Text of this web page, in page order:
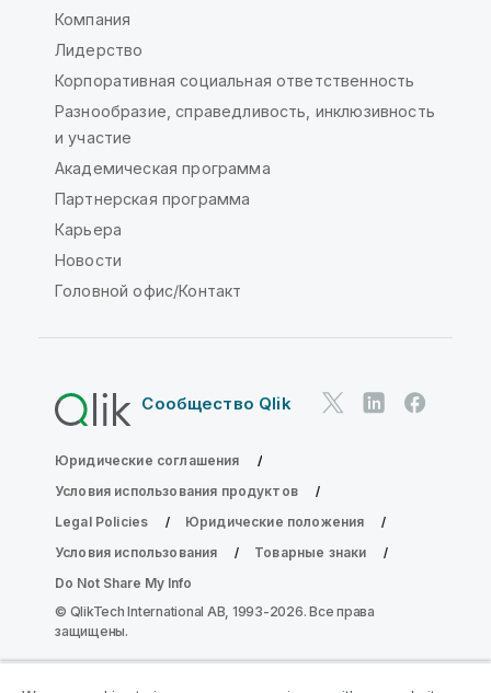
Компания
Лидерство
Корпоративная социальная ответственность
Разнообразие, справедливость, инклюзивность
и участие
Академическая программа
Партнерская программа
Карьера
Новости
Головной офис/Контакт
Сообщество Qlik
Юридические соглашения
Условия использования продуктов
Legal Policies
Юридические положения
Условия использования
Товарные знаки
Do Not Share My Info
© QlikTech International AB, 1993-2026. Все права
защищены.